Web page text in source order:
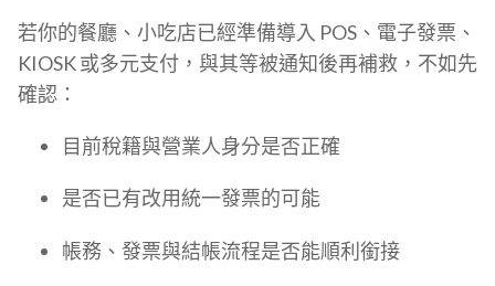
若你的餐廳、小吃店已經準備導入 POS、電子發票、
KIOSK 或多元支付，與其等被通知後再補救，不如先
確認：
目前稅籍與營業人身分是否正確
是否已有改用統一發票的可能
帳務、發票與結帳流程是否能順利銜接